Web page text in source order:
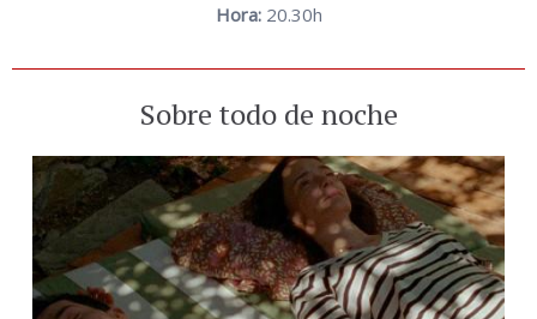
Hora:20.30h
Sobre todo de noche